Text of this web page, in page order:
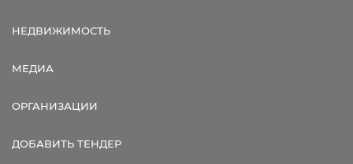
НЕДВИЖИМОСТЬ
МЕДИА
ОРГАНИЗАЦИИ
ДОБАВИТЬ ТЕНДЕР